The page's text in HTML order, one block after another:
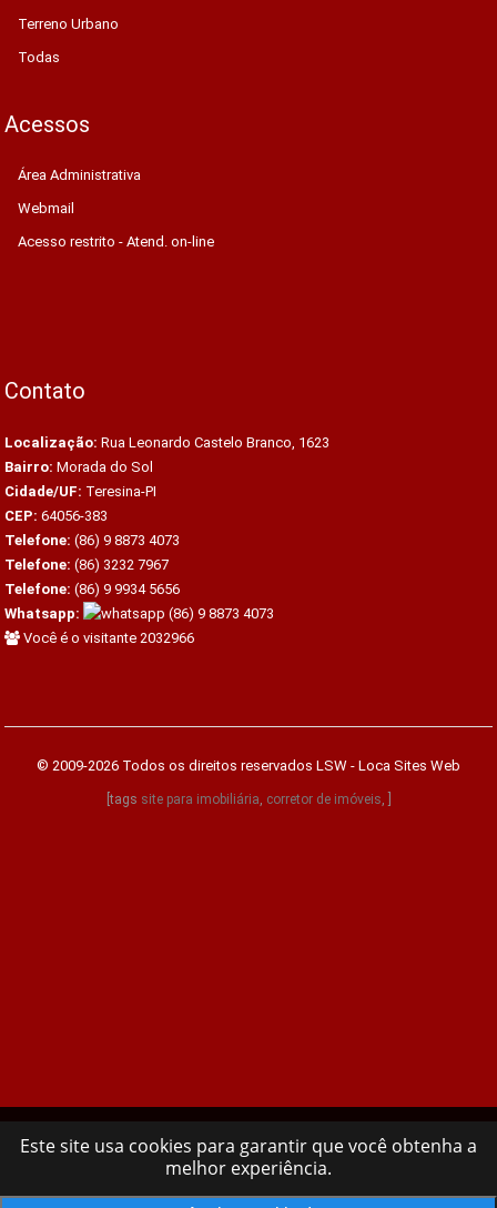
Terreno Urbano
Todas
Acessos
Área Administrativa
Webmail
Acesso restrito - Atend. on-line
Contato
Localização: Rua Leonardo Castelo Branco, 1623
Bairro: Morada do Sol
Cidade/UF: Teresina-PI
CEP: 64056-383
Telefone: (86) 9 8873 4073
Telefone: (86) 3232 7967
Telefone: (86) 9 9934 5656
Whatsapp:
(86) 9 8873 4073
Você é o visitante 2032966
© 2009-2026 Todos os direitos reservados LSW - Loca Sites Web
[tags site para imobiliária, corretor de imóveis, ]
Este site usa cookies para garantir que você obtenha a
melhor experiência.